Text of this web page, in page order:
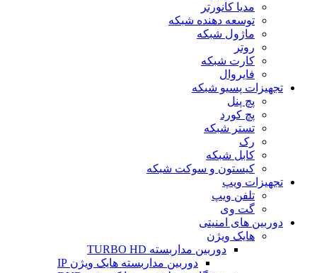
مدیا کانورتر
توسعه دهنده شبکه
ماژول شبکه
روتر
کارت شبکه
فایروال
تجهیزات پسیو شبکه
پچ پنل
پچ کورد
تستر شبکه
رک
کابل شبکه
کیستون و سوکت شبکه
تجهیزات ویپ
تلفن ویپ
گت وی
دوربین های امنیتی
هایک ویژن
دوربین مداربسته TURBO HD
دوربین مداربسته هایک ویژن IP